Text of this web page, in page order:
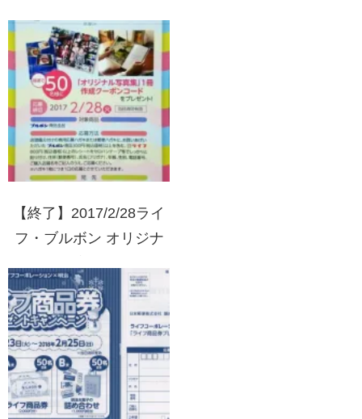
アサヒフェア
【終了】2017/2/28ライ
フ・ブルボン オリジナ
ンペーン